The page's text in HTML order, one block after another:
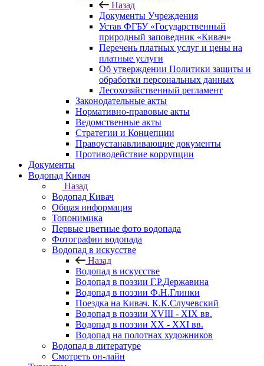
Назад
Документы Учреждения
Устав ФГБУ «Государственный
природный заповедник «Кивач»
Перечень платных услуг и цены на
платные услуги
Об утверждении Политики защиты и
обработки персональных данных
Лесохозяйственный регламент
Законодательные акты
Нормативно-правовые акты
Ведомственные акты
Стратегии и Концепции
Правоустанавливающие документы
Противодействие коррупции
Документы
Водопад Кивач
Назад
Водопад Кивач
Общая информация
Топонимика
Первые цветные фото водопада
Фотографии водопада
Водопад в искусстве
Назад
Водопад в искусстве
Водопад в поэзии Г.Р.Державина
Водопад в поэзии Ф.Н.Глинки
Поездка на Кивач. К.К.Случевский
Водопад в поэзии XVIII - XIX вв.
Водопад в поэзии XX - XXI вв.
Водопад на полотнах художников
Водопад в литературе
Смотреть он-лайн